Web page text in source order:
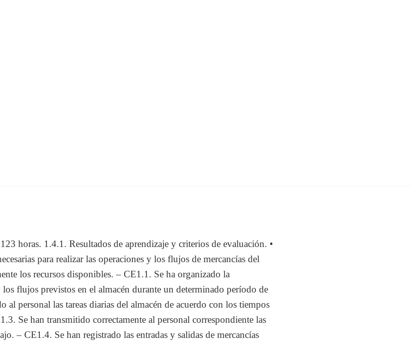
horas. 1.4.1. Resultados de aprendizaje y criterios de evaluación. •
para realizar las operaciones y los flujos de mercancías del
los recursos disponibles. – CE1.1. Se ha organizado la
flujos previstos en el almacén durante un determinado período de
al personal las tareas diarias del almacén de acuerdo con los tiempos
Se han transmitido correctamente al personal correspondiente las
– CE1.4. Se han registrado las entradas y salidas de mercancías